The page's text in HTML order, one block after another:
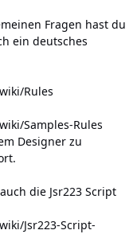
Fragen hast du
ein deutsches
Rules
Samples-Rules
Designer zu
die Jsr223 Script
Jsr223-Script-